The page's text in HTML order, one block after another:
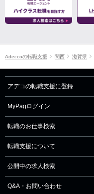
Adeccoの転職支援 関西 滋賀県
アデコの転職支援に登録
MyPagログイン
転職のお仕事検索
転職支援について
公開中の求人検索
Q&A・お問い合わせ